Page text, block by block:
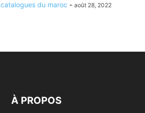
catalogues du maroc - août 28, 2022
À PROPOS